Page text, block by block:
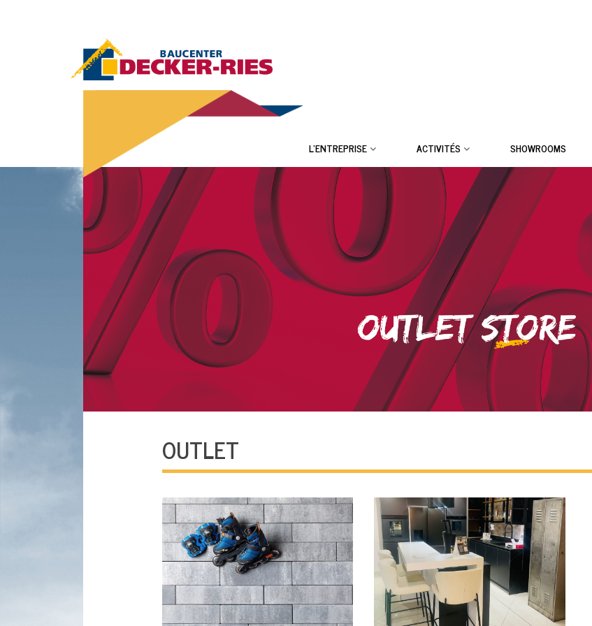
L’ENTREPRISE ACTIVITÉS SHOWROOMS
OUTLET
PAVÉS CONTERN
Déstockage
CUISINE D’EXPOSITION
10
A vendre